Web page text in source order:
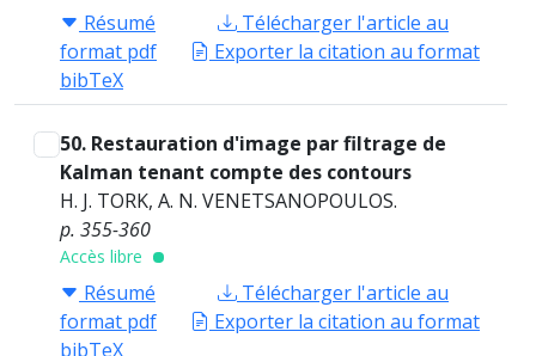
Résumé
Télécharger l'article au
format pdf
Exporter la citation au format
bibTeX
50. Restauration d'image par filtrage de
Kalman tenant compte des contours
H. J. TORK, A. N. VENETSANOPOULOS.
p. 355-360
Accès libre
Résumé
Télécharger l'article au
format pdf
Exporter la citation au format
bibTeX